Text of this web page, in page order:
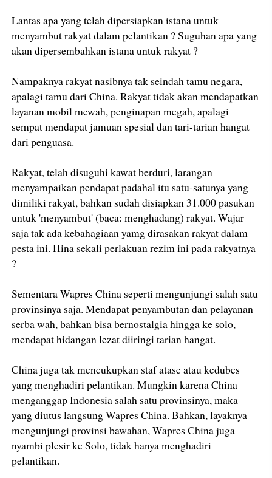
Lantas apa yang telah dipersiapkan istana untuk
menyambut rakyat dalam pelantikan ? Suguhan apa yang
akan dipersembahkan istana untuk rakyat ?
Nampaknya rakyat nasibnya tak seindah tamu negara,
apalagi tamu dari China. Rakyat tidak akan mendapatkan
layanan mobil mewah, penginapan megah, apalagi
sempat mendapat jamuan spesial dan tari-tarian hangat
dari penguasa.
Rakyat, telah disuguhi kawat berduri, larangan
menyampaikan pendapat padahal itu satu-satunya yang
dimiliki rakyat, bahkan sudah disiapkan 31.000 pasukan
untuk 'menyambut' (baca: menghadang) rakyat. Wajar
saja tak ada kebahagiaan yamg dirasakan rakyat dalam
pesta ini. Hina sekali perlakuan rezim ini pada rakyatnya
?
Sementara Wapres China seperti mengunjungi salah satu
provinsinya saja. Mendapat penyambutan dan pelayanan
serba wah, bahkan bisa bernostalgia hingga ke solo,
mendapat hidangan lezat diiringi tarian hangat.
China juga tak mencukupkan staf atase atau kedubes
yang menghadiri pelantikan. Mungkin karena China
menganggap Indonesia salah satu provinsinya, maka
yang diutus langsung Wapres China. Bahkan, layaknya
mengunjungi provinsi bawahan, Wapres China juga
nyambi plesir ke Solo, tidak hanya menghadiri
pelantikan.